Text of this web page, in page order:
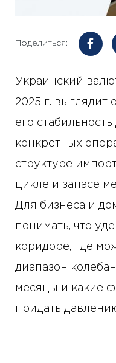
Поделиться:
Украинский
2025 г. выглядит
его
конкретных
структуре
цикле и запасе
Для бизнеса и
понимать, что
коридоре, где
диапазон
месяцы и какие
придать